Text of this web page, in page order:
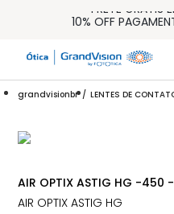
FRETE GRÁTIS
10% OFF
15% OFF NA PRIMEIRA
32% OFF NO
grandvisionbr LENTES DE
AIR OPTIX ASTIG HG -450
AIR OPTIX ASTIG HG